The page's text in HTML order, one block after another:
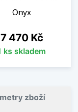
Onyx
Cena
7 470 Kč
ks skladem
zboží